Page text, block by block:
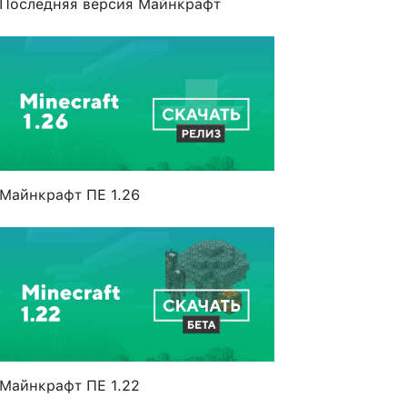
Последняя версия Майнкрафт
Майнкрафт ПЕ 1.26
Майнкрафт ПЕ 1.22